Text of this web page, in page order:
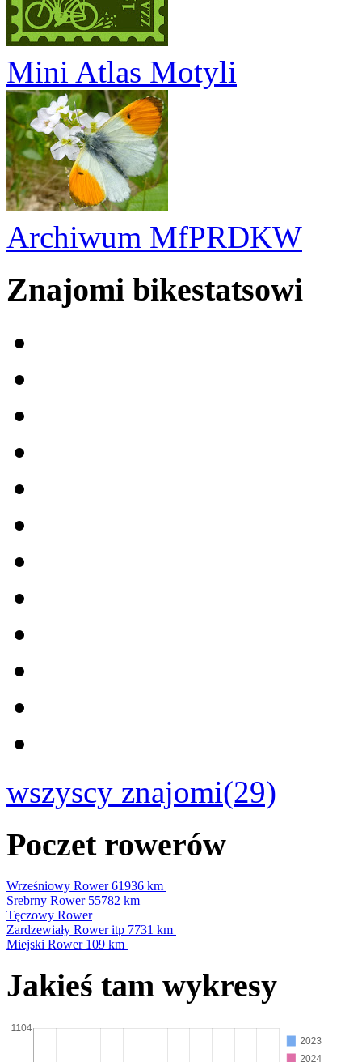
Mini Atlas Motyli
Archiwum MfPRDKW
Znajomi bikestatsowi
wszyscy znajomi(29)
Poczet rowerów
Wrześniowy Rower61936 km
Srebrny Rower 55782 km
Tęczowy Rower
Zardzewiały Rower itp 7731 km
Miejski Rower 109 km
Jakieś tam wykresy